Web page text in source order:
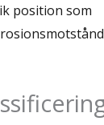
position som